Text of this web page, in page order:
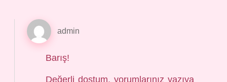
admin
Barış!
Değerli dostum, yorumlarınız yazıya